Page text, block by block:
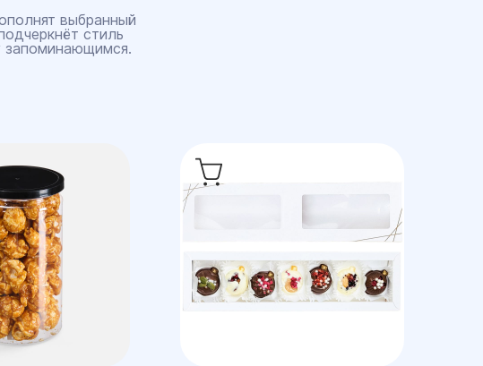
выбранный
стиль
запоминающимся.